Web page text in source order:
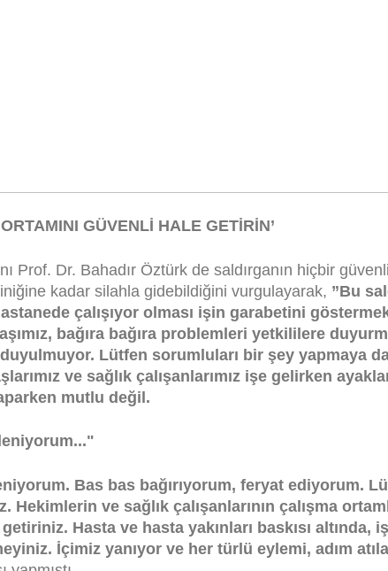
GÜVENLİ HALE GETİRİN’
Prof. Dr. Bahadır Öztürk de saldırganın hiçbir
kadar silahla gidebildiğini vurgulayarak, ”Bu
çalışıyor olması işin garabetini
bağıra bağıra problemleri yetkililere
duyulmuyor. Lütfen sorumluları bir şey yapmaya
ve sağlık çalışanlarımız işe gelirken
mutlu değil.
Bas bas bağırıyorum, feryat ediyorum.
Hekimlerin ve sağlık çalışanlarının çalışma
Hasta ve hasta yakınları baskısı altında,
İçimiz yanıyor ve her türlü eylemi, adım